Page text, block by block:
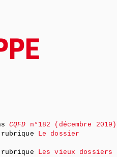
CQFD n°182 (décembre 2019)
Le dossier
Les vieux dossiers